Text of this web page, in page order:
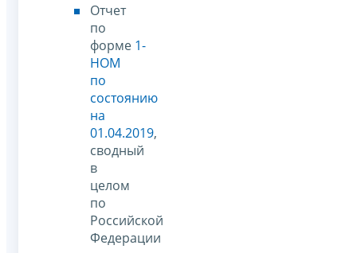
Отчет
по
форме 1-
НОМ
по
состоянию
на
01.04.2019,
сводный
в
целом
по
Российской
Федерации